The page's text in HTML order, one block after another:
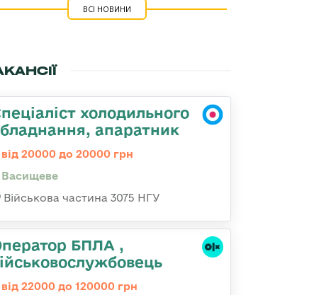
ВСІ НОВИНИ
холодильного
апаратник
від 20000 до 20000 грн
Васищеве
Військова частина 3075 НГУ
БПЛА ,
від 22000 до 120000 грн